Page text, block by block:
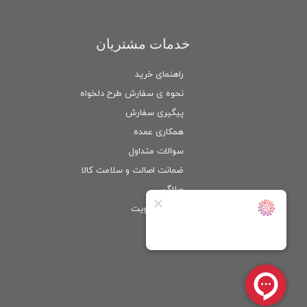
راهنمای خرید
نحوه ی سفارش طرح دلخواه
پیگیری سفارش
همکاری عمده
سوالات متداول
ضمانت اصالت و سلامت كالا
وبلاگ
خدمات مشتریان
عضویت